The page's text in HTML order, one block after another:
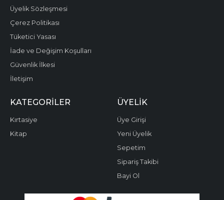
Üyelik Sözleşmesi
Çerez Politikası
Tüketici Yasası
İade ve Değişim Koşulları
Güvenlik İlkesi
İletişim
KATEGORILER
Kırtasiye
Kitap
ÜYELIK
Üye Girişi
Yeni Üyelik
Sepetim
Sipariş Takibi
Bayi Ol